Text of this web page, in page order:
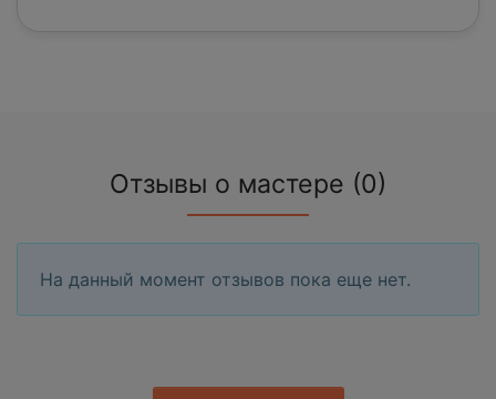
Отзывы о мастере (0)
На данный момент отзывов пока еще нет.